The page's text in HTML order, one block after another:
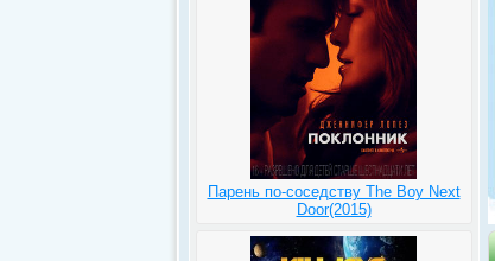
Парень по-соседству The Boy Next
Door(2015)